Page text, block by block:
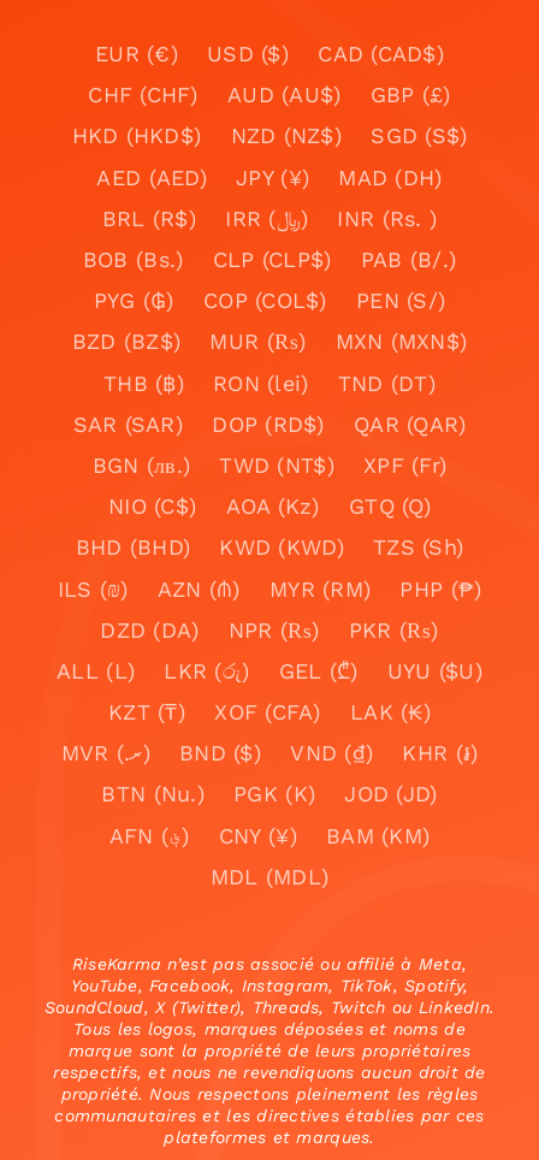
EUR (€) USD ($)
CAD (CAD$)
CHF (CHF)
AUD (AU$)
GBP (£)
HKD (HKD$)
NZD (NZ$)
SGD (S$)
AED (AED)
JPY (¥)
MAD (DH)
BRL (R$)
IRR (﷼)
INR (Rs. )
BOB (Bs.)
CLP (CLP$)
PAB (B/.)
PYG (₲)
COP (COL$)
PEN (S/)
BZD (BZ$)
MUR (₨)
MXN (MXN$)
THB (฿)
RON (lei)
TND (DT)
SAR (SAR)
DOP (RD$)
QAR (QAR)
BGN (лв.)
TWD (NT$)
XPF (Fr)
NIO (C$)
AOA (Kz)
GTQ (Q)
BHD (BHD)
KWD (KWD)
TZS (Sh)
ILS (₪)
AZN (₼) MYR (RM)
PHP (₱)
DZD (DA)
NPR (₨)
PKR (₨)
ALL (L)
LKR (රු) GEL (₾)
UYU ($U)
KZT (₸)
XOF (CFA)
LAK (₭)
MVR (.ރ)
BND ($) VND (₫)
KHR (៛)
BTN (Nu.)
PGK (K)
JOD (JD)
AFN (؋)
CNY (¥)
BAM (KM)
MDL (MDL)
RiseKarma n’est pas associé ou affilié à Meta,
YouTube, Facebook, Instagram, TikTok, Spotify,
SoundCloud, X (Twitter), Threads, Twitch ou LinkedIn.
Tous les logos, marques déposées et noms de
marque sont la propriété de leurs propriétaires
respectifs, et nous ne revendiquons aucun droit de
propriété. Nous respectons pleinement les règles
communautaires et les directives établies par ces
plateformes et marques.